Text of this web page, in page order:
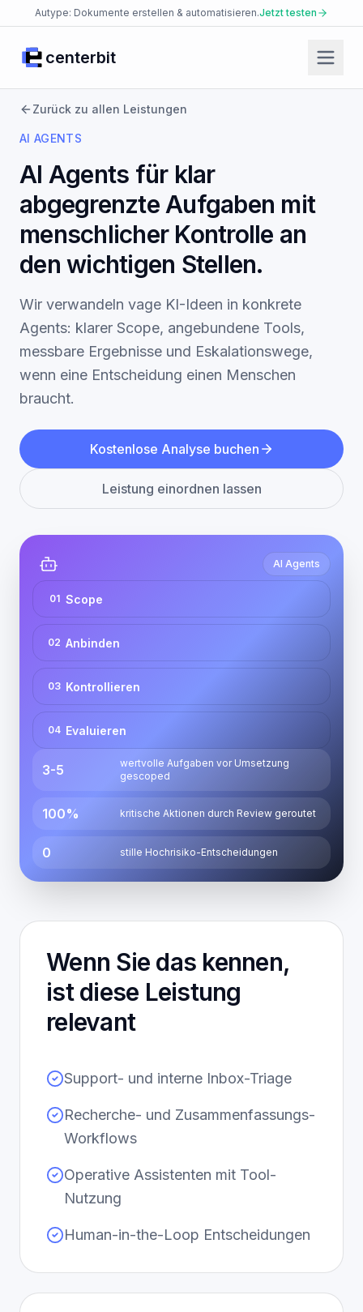
Autype: Dokumente erstellen & automatisieren.Jetzt testen
centerbit
Start
Produkte
Facio Agent
Placet Messenger
Autype Documents
AI Security Platform
Enterprise Knowledge Base
JsonCut Media
Json2doc Documents
Leistungen
Kontakt
ENGLISH
Zurück zu allen Leistungen
AI AGENTS
AI Agents für klar
abgegrenzte Aufgaben mit
menschlicher Kontrolle an
den wichtigen Stellen.
Wir verwandeln vage KI-Ideen in konkrete
Agents: klarer Scope, angebundene Tools,
messbare Ergebnisse und Eskalationswege,
wenn eine Entscheidung einen Menschen
braucht.
Kostenlose Analyse buchen
Leistung einordnen lassen
AI Agents
01 Scope
02 Anbinden
03 Kontrollieren
04 Evaluieren
3-5
wertvolle Aufgaben vor Umsetzung
gescoped
100% kritische Aktionen durch Review geroutet
0 stille Hochrisiko-Entscheidungen
Wenn Sie das kennen,
ist diese Leistung
relevant
Support- und interne Inbox-Triage
Recherche- und Zusammenfassungs-
Workflows
Operative Assistenten mit Tool-
Nutzung
Human-in-the-Loop Entscheidungen